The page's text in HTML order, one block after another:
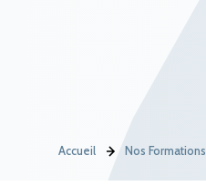
Accueil Nos Formations